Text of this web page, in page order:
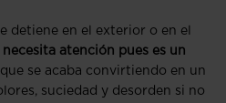
detiene en el exterior o en el
atención pues es un
que se acaba convirtiendo en un
suciedad y desorden si no